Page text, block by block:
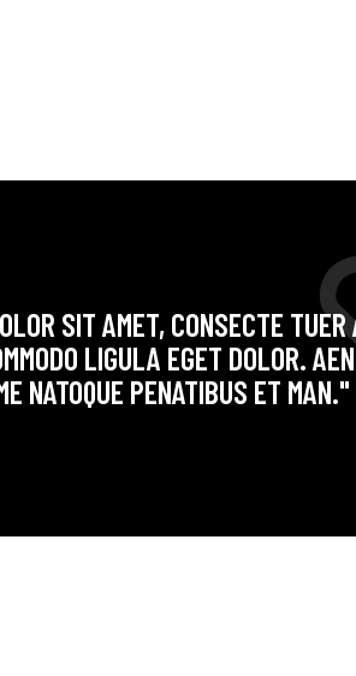
SIT AMET, CONSECTE TUER
LIGULA EGET DOLOR.
NATOQUE PENATIBUS ET MAN."